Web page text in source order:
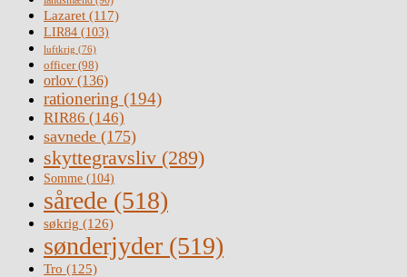
Lazaret (117)
LIR84 (103)
luftkrig (76)
officer(98)
orlov (136)
rationering (194)
RIR86 (146)
savnede (175)
skyttegravsliv (289)
Somme (104)
sårede (518)
søkrig (126)
sønderjyder (519)
Tro (125)